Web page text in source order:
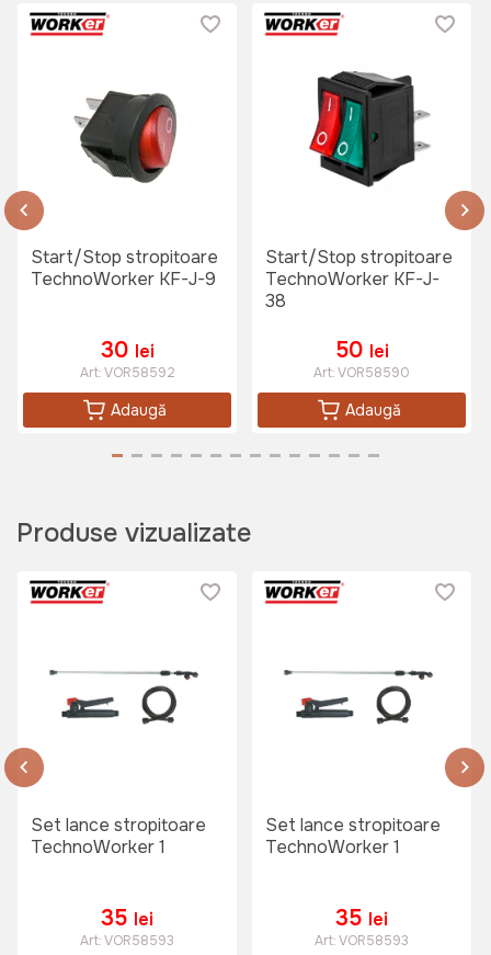
Start/Stop stropitoare
TechnoWorker KF-J-9
30 lei
Art:VOR58592
Adaugă
Start/Stop stropitoare
TechnoWorker KF-J-
38
50 lei
Art:VOR58590
Adaugă
Produse vizualizate
Set lance stropitoare
TechnoWorker 1
35 lei
Art:VOR58593
Set lance stropitoare
TechnoWorker 1
35 lei
Art:VOR58593